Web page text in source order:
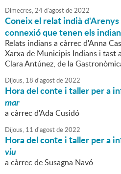
Dimecres,24d'agostde2022
Coneix el relat indià
connexió que tenen els
Relats indians a càrrec d'Anna
Xarxa de Municipis Indians i tast
Clara Antúnez, de la
Dijous, 18 d'agostde2022
Hora del conte i taller per a
mar
a càrrec d'Ada Cusidó
Dijous, 11 d'agostde2022
Hora del conte i taller per a
viu
a càrrec de Susagna Navó